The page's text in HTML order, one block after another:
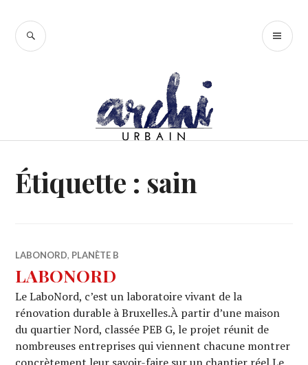
contenu
RECHERCHE
Étiquette : sain
LABONORD, PLANÈTE B
LABONORD
Le LaboNord, c’est un laboratoire vivant de la
rénovation durable à Bruxelles.À partir d’une maison
du quartier Nord, classée PEB G, le projet réunit de
nombreuses entreprises qui viennent chacune montrer